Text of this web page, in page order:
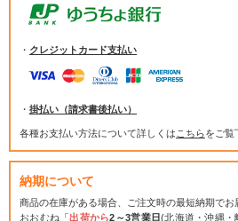
・ クレジットカード支払い
・ 掛払い（請求書後払い）
各種お支払い方法について詳しくは こちらをご覧
納期について
商品の在庫がある場合、ご注文時の最短納期でお
おおむね「出荷から2～3営業日(北海道・沖縄・